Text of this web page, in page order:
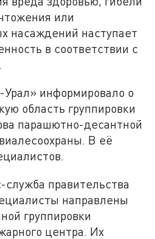
или
насаждений наступает
в соответствии с
информировало о
область группировки
парашютно-десантной
В её
правительства
направлены
группировки
центра. Их